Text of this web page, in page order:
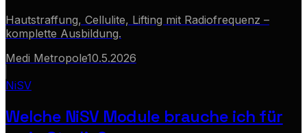
Hautstraffung, Cellulite, Lifting mit Radiofrequenz –
komplette Ausbildung.
Medi Metropole10.5.2026
NiSV
Welche NiSV Module brauche ich für